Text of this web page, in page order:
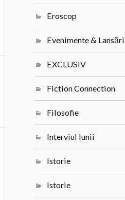
Eroscop
Evenimente & Lansări
EXCLUSIV
Fiction Connection
Filosofie
Interviul lunii
Istorie
Istorie